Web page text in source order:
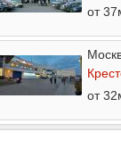
от
от